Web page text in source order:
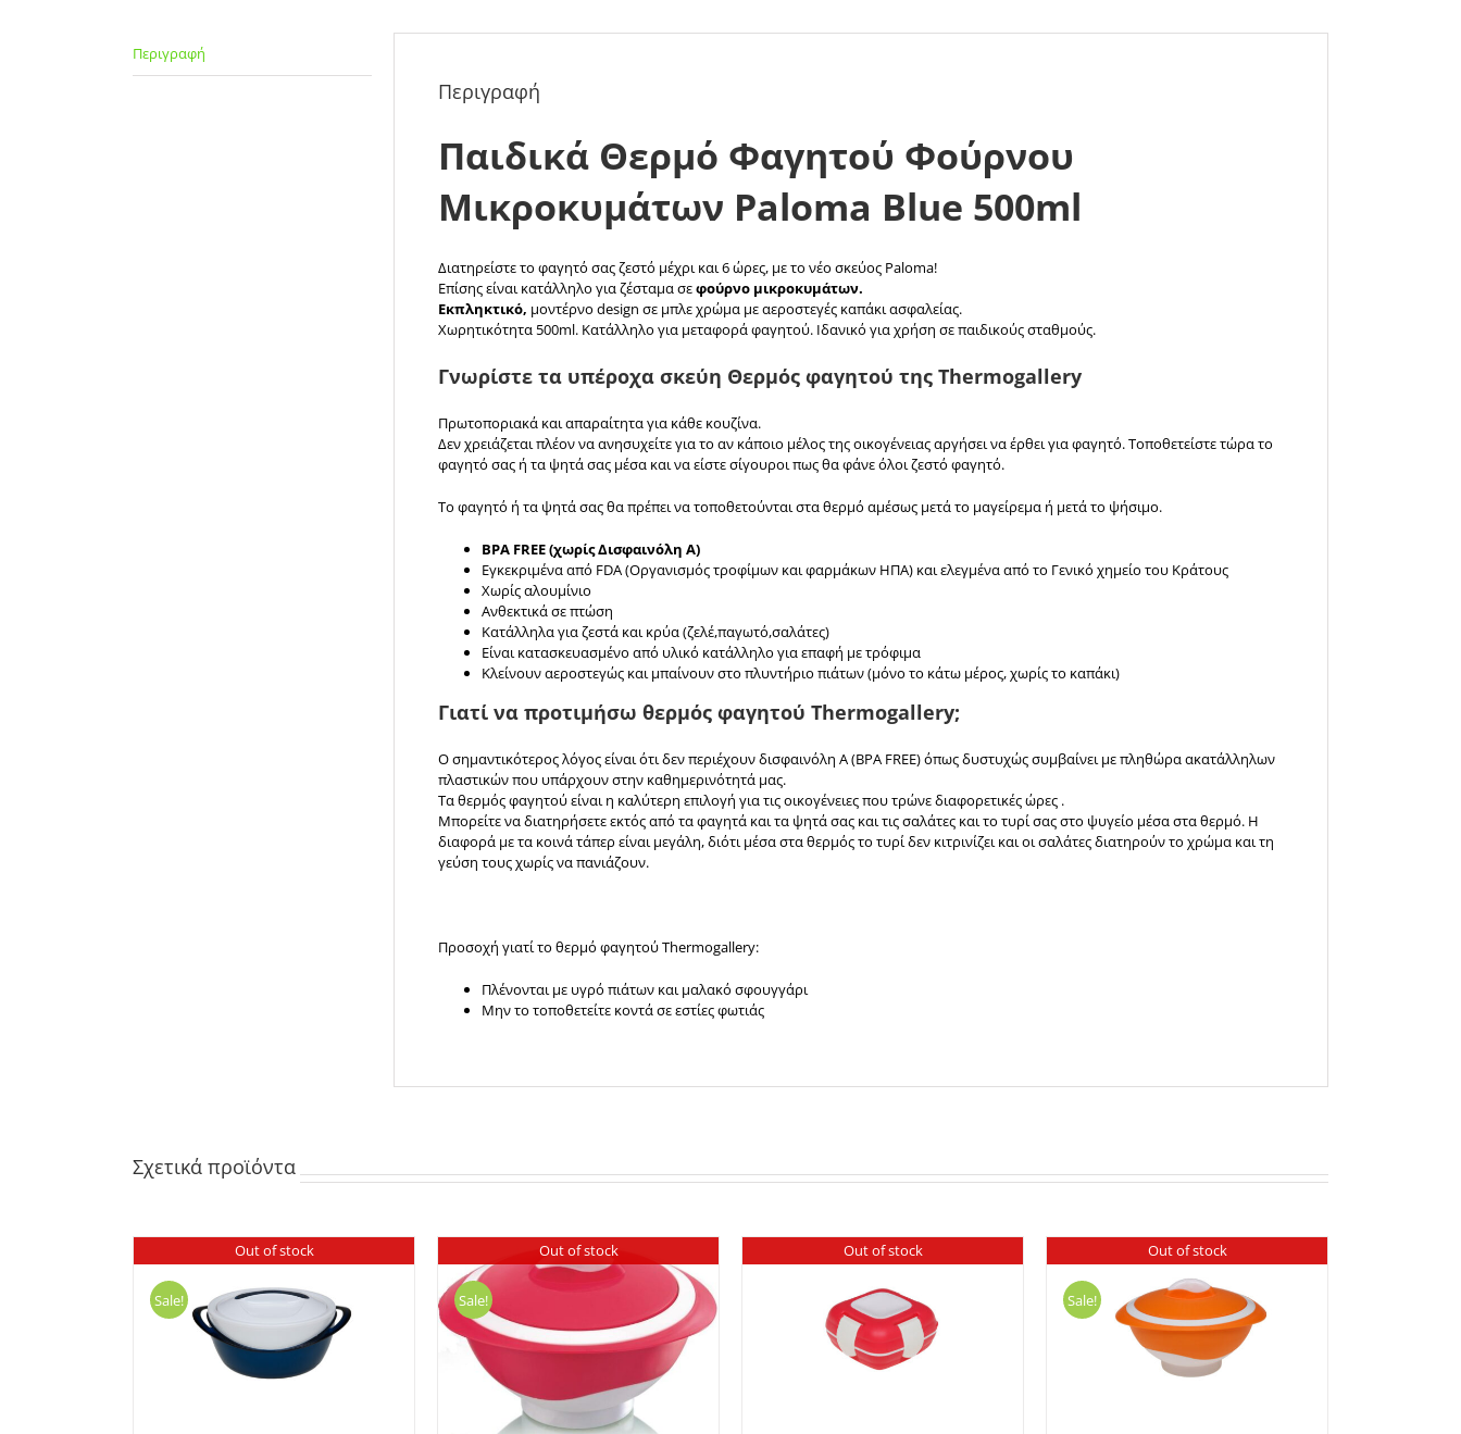
Περιγραφή
Περιγραφή
Παιδικά Θερμό Φαγητού Φούρνου
Μικροκυμάτων Paloma Blue 500ml
Διατηρείστε το φαγητό σας ζεστό μέχρι και 6 ώρες, με το νέο σκεύος Paloma!
Επίσης είναι κατάλληλο για ζέσταμα σεφούρνο μικροκυμάτων.
Εκπληκτικό, μοντέρνο design σε μπλε χρώμα με αεροστεγές καπάκι ασφαλείας.
Χωρητικότητα 500ml. Κατάλληλο για μεταφορά φαγητού. Ιδανικό για χρήση σε παιδικούς σταθμούς.
Γνωρίστε τα υπέροχα σκεύη Θερμός φαγητού της Thermogallery
Πρωτοποριακά και απαραίτητα για κάθε κουζίνα.
Δεν χρειάζεται πλέον να ανησυχείτε για το αν κάποιο μέλος της οικογένειας αργήσει να έρθει για φαγητό. Τοποθετείστε τώρα το
φαγητό σας ή τα ψητά σας μέσα και να είστε σίγουροι πως θα φάνε όλοι ζεστό φαγητό.
Το φαγητό ή τα ψητά σας θα πρέπει να τοποθετούνται στα θερμό αμέσως μετά το μαγείρεμα ή μετά το ψήσιμο.
BPA FREE (χωρίς Δισφαινόλη Α)
Εγκεκριμένα από FDA (Οργανισμός τροφίμων και φαρμάκων ΗΠΑ) και ελεγμένα από το Γενικό χημείο του Κράτους
Χωρίς αλουμίνιο
Ανθεκτικά σε πτώση
Κατάλληλα για ζεστά και κρύα (ζελέ,παγωτό,σαλάτες)
Είναι κατασκευασμένο από υλικό κατάλληλο για επαφή με τρόφιμα
Κλείνουν αεροστεγώς και μπαίνουν στο πλυντήριο πιάτων (μόνο το κάτω μέρος, χωρίς το καπάκι)
Γιατί να προτιμήσω θερμός φαγητού Thermogallery;
Ο σημαντικότερος λόγος είναι ότι δεν περιέχουν δισφαινόλη Α (BPA FREE) όπως δυστυχώς συμβαίνει με πληθώρα ακατάλληλων
πλαστικών που υπάρχουν στην καθημερινότητά μας.
Τα θερμός φαγητού είναι η καλύτερη επιλογή για τις οικογένειες που τρώνε διαφορετικές ώρες .
Μπορείτε να διατηρήσετε εκτός από τα φαγητά και τα ψητά σας και τις σαλάτες και το τυρί σας στο ψυγείο μέσα στα θερμό. Η
διαφορά με τα κοινά τάπερ είναι μεγάλη, διότι μέσα στα θερμός το τυρί δεν κιτρινίζει και οι σαλάτες διατηρούν το χρώμα και τη
γεύση τους χωρίς να πανιάζουν.
Προσοχή γιατί το θερμό φαγητού Thermogallery:
Πλένονται με υγρό πιάτων και μαλακό σφουγγάρι
Μην το τοποθετείτε κοντά σε εστίες φωτιάς
Σχετικά προϊόντα
Out of stock
Sale!
Out of stock
Sale!
Out of stock Out of stock
Sale!